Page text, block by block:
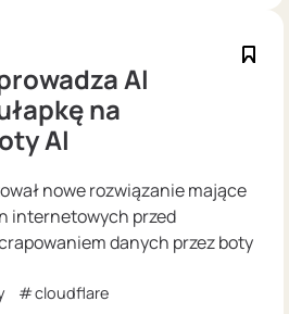
AI
na
AI
nowe rozwiązanie mające
internetowych przed
danych przez boty
cloudflare